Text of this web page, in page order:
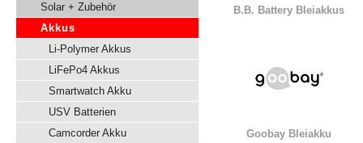
Solar + Zubehör
Akkus
Li-Polymer Akkus
LiFePo4 Akkus
Smartwatch Akku
USV Batterien
Camcorder Akku
B.B. Battery Bleiakkus
Goobay Bleiakku